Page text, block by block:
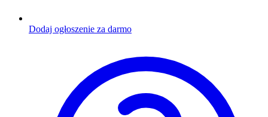
Dodaj ogłoszenie za darmo